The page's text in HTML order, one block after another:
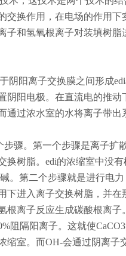
交换作用，在电场的作用
子和氢氧根离子对装填树脂
阴阳离子交换膜之间形成
阴阳电极。在直流电的推
通过浓水室的水将离子带出
步骤。第一个步骤是离子
换树脂。edi的浓缩室中没
。第二个步骤就是进行电
下进入离子交换树脂，并
根离子反应生成碳酸根离
阻隔阳离子。这就使
缩室。而OH-会通过阴离子